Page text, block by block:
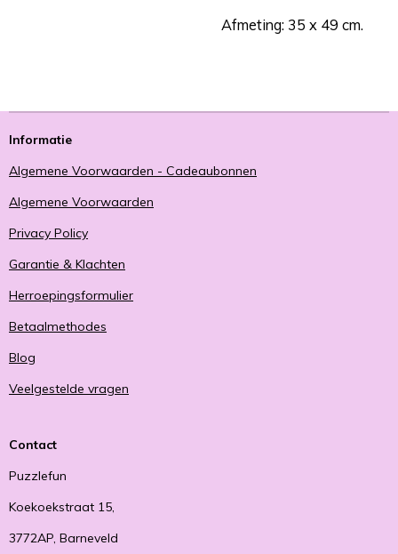
Afmeting: 35 x 49 cm.
Informatie
Algemene Voorwaarden - Cadeaubonnen
Algemene Voorwaarden
Privacy Policy
Garantie & Klachten
Herroepingsformulier
Betaalmethodes
Blog
Veelgestelde vragen
Contact
Puzzlefun
Koekoekstraat 15,
3772AP, Barneveld